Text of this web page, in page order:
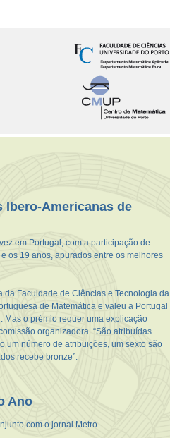
Ibero-Americanas de
em Portugal, com a participação de
os 19 anos, apurados entre os melhores
da Faculdade de Ciências e Tecnologia da
de Matemática e valeu a Portugal
o prémio requer uma explicação
organizadora. “São atribuídas
um número de atribuições, um sexto são
recebe bronze”.
Ano
com o jornal Metro